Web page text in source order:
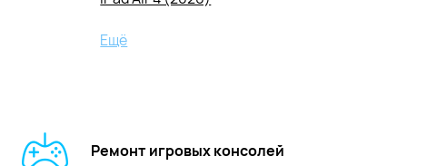
iPad Air 5 (2022)
iPad 8gen. 10'2 (2020)
Ещё
Ремонт игровых консолей